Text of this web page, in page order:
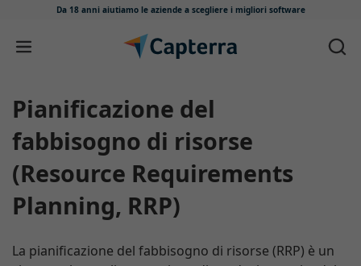
Da 18 anni aiutiamo le aziende a scegliere i migliori software
Salta e vai al contenuto
Pianificazione del
fabbisogno di risorse
(Resource Requirements
Planning, RRP)
La pianificazione del fabbisogno di risorse (RRP) è un